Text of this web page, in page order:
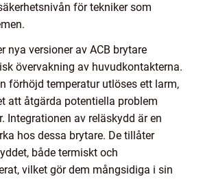
för tekniker som
nya versioner av ACB brytare
övervakning av huvudkontakterna.
förhöjd temperatur utlöses ett larm,
att åtgärda potentiella problem
Integrationen av reläskydd är en
hos dessa brytare. De tillåter
både termiskt och
vilket gör dem mångsidiga i sin